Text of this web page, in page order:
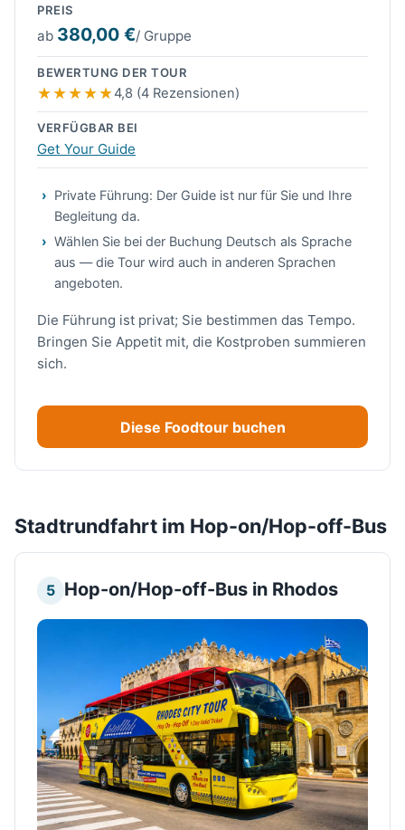
PREIS
ab 380,00 €/ Gruppe
BEWERTUNG DER TOUR
4,8 (4 Rezensionen)
VERFÜGBAR BEI
Get Your Guide
Private Führung: Der Guide ist nur für Sie und Ihre
Begleitung da.
Wählen Sie bei der Buchung Deutsch als Sprache
aus — die Tour wird auch in anderen Sprachen
angeboten.
Die Führung ist privat; Sie bestimmen das Tempo.
Bringen Sie Appetit mit, die Kostproben summieren
sich.
Diese Foodtour buchen
Stadtrundfahrt im Hop-on/Hop-off-Bus
5 Hop-on/Hop-off-Bus in Rhodos